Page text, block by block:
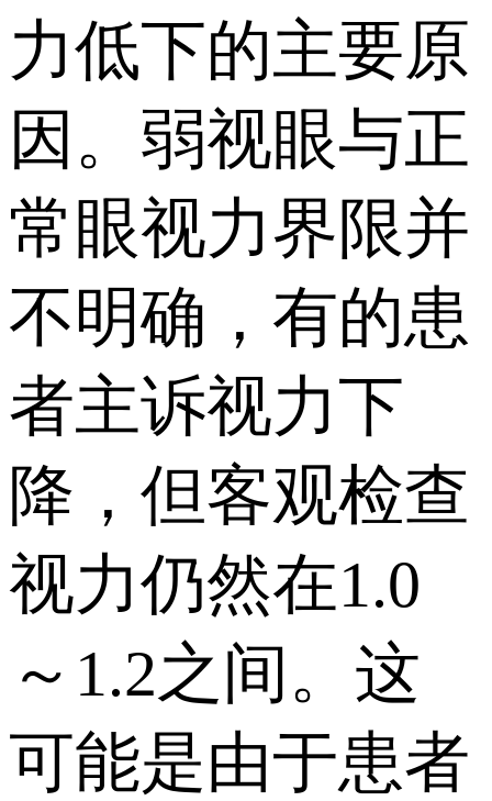
力低下的主要原
因。弱视眼与正
常眼视力界限并
不明确，有的患
者主诉视力下
降，但客观检查
视力仍然在1.0
～1.2之间。这
可能是由于患者